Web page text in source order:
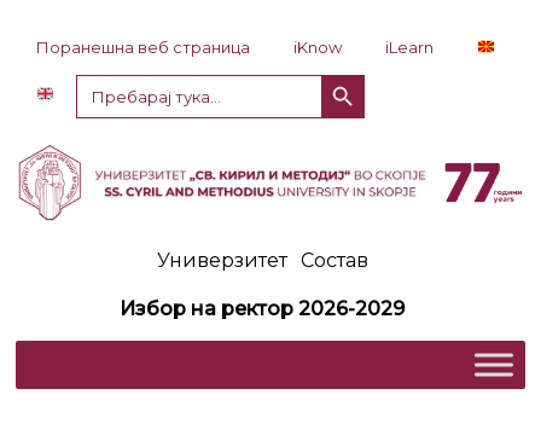
Поранешна веб страница iKnow
iLearn
Пребарај
за:
Копче за пребарување
Универзитет Состав
Избор на ректор 2026-2029